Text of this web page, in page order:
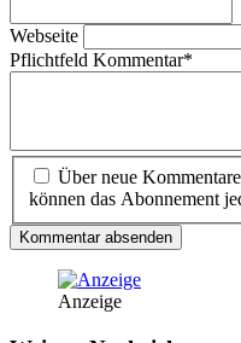
Webseite
Pflichtfeld Kommentar*
Über neue
können das Abonnement
Kommentar absenden
Anzeige